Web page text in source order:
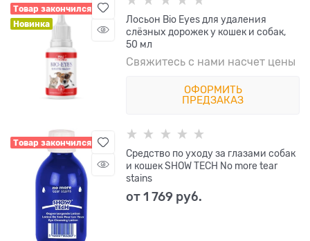
Товар закончился
Новинка
Лосьон Bio Eyes для удаления
слёзных дорожек у кошек и собак,
50 мл
Свяжитесь с нами насчет цены
ОФОРМИТЬ
ПРЕДЗАКАЗ
Товар закончился
Средство по уходу за глазами собак
и кошек SHOW TECH No more tear
stains
от1 769 руб.